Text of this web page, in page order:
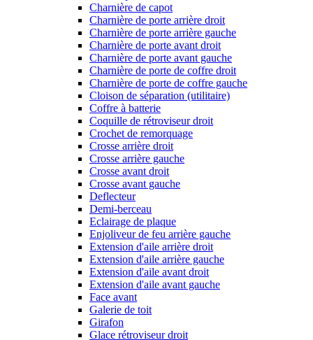
Charnière de capot
Charnière de porte arrière droit
Charnière de porte arrière gauche
Charnière de porte avant droit
Charnière de porte avant gauche
Charnière de porte de coffre droit
Charnière de porte de coffre gauche
Cloison de séparation (utilitaire)
Coffre à batterie
Coquille de rétroviseur droit
Crochet de remorquage
Crosse arrière droit
Crosse arrière gauche
Crosse avant droit
Crosse avant gauche
Deflecteur
Demi-berceau
Eclairage de plaque
Enjoliveur de feu arrière gauche
Extension d'aile arrière droit
Extension d'aile arrière gauche
Extension d'aile avant droit
Extension d'aile avant gauche
Face avant
Galerie de toit
Girafon
Glace rétroviseur droit